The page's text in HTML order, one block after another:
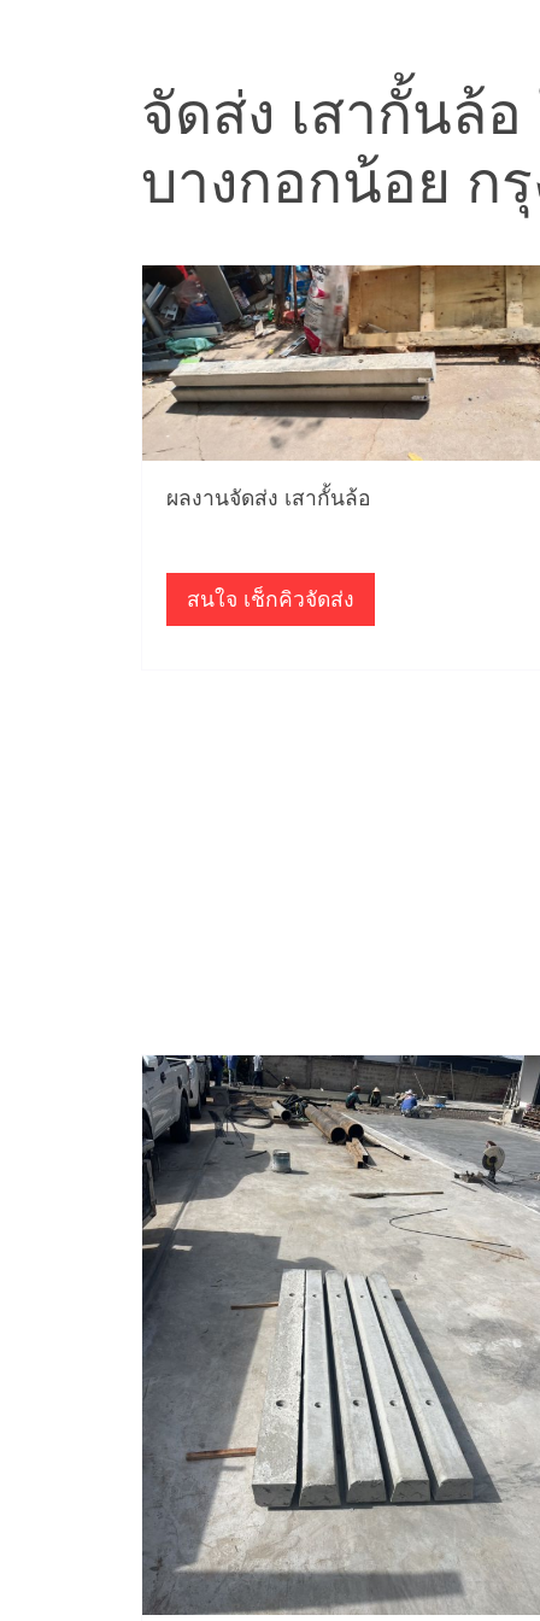
จัดส่ง เสากั้นล้
บางกอกน้อย ก
ผลงานจัดส่ง เสากั้นล้อ
สนใจ เช็กคิวจัดส่ง